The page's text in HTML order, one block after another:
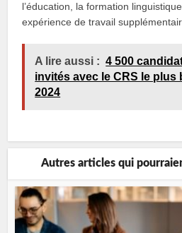
l’éducation, la formation
expérience de travail
A lire aussi : 4 500
invités avec le CRS le plus
2024
Autres articles qui